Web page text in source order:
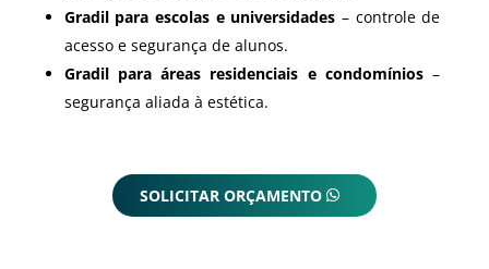
Gradil para escolas e universidades – controle de
acesso e segurança de alunos.
Gradil para áreas residenciais e condomínios–
segurança aliada à estética.
SOLICITAR ORÇAMENTO